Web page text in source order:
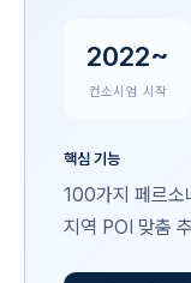
2022~
컨소시엄 시작
핵심 기능
100가지 페르소
지역 POI 맞춤